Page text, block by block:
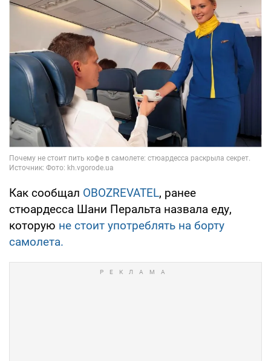
Как сообщал OBOZREVATEL, ранее
стюардесса Шани Перальта назвала еду,
которую не стоит употреблять на борту
самолета.